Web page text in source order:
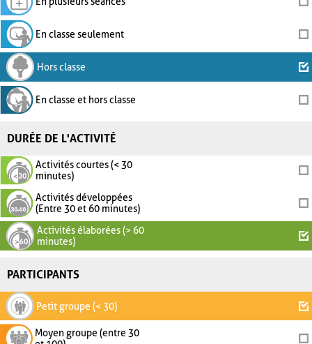
En classe seulement
Hors classe
En classe et hors classe
DURÉE DE L'ACTIVITÉ
Activités courtes (< 30
minutes)
Activités développées
(Entre 30 et 60 minutes)
Activités élaborées (> 60
minutes)
PARTICIPANTS
Petit groupe (< 30)
Moyen groupe (entre 30